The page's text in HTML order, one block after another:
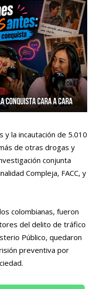
y la incautación de 5.010
de otras drogas y
conjunta
Compleja, FACC, y
colombianas, fueron
del delito de tráfico
Público, quedaron
preventiva por